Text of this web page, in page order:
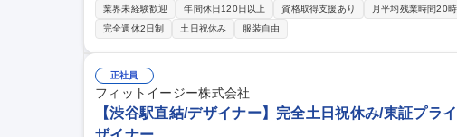
ゲット】ヤング・キャリアがメインターゲットです。今後は、より品質
スに向けた商品開発など、靴下事業の拡大に力を入れていきます。 ■当
売まで手掛けており、店舗数･売上ともに成長を継続。直近ではECや
境の変化に対応する強い組織づくりを目指しています。 募集職種 【大阪/靴下デザイナー】未経験歓迎/年間休日1
20日以上/在宅&時短勤務相談可
業界未経験歓迎 年間休日120日以上 資格取得支援あり 月平均残業時間20
完全週休2日制
土日祝休み 服装自由
正社員
フィットイージー株式会社
【渋谷駅直結/デザイナー】完全土日祝休み/東証プラ